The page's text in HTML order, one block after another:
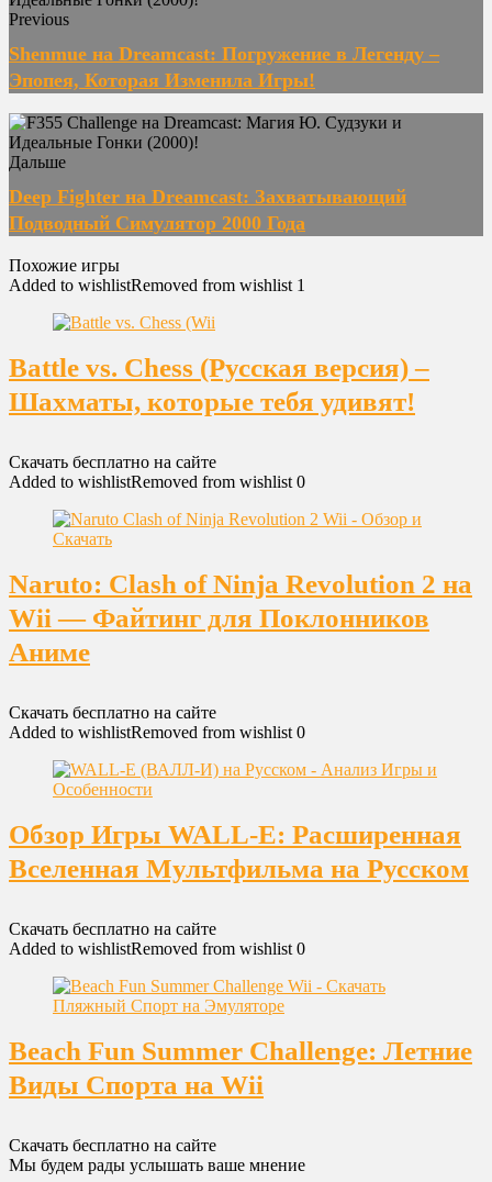
Previous
Shenmue на Dreamcast: Погружение в Легенду –
Эпопея, Которая Изменила Игры!
Дальше
Deep Fighter на Dreamcast: Захватывающий
Подводный Симулятор 2000 Года
Похожие игры
Added to wishlistRemoved from wishlist 1
Battle vs. Chess (Русская версия) –
Шахматы, которые тебя удивят!
Скачать бесплатно на сайте
Added to wishlistRemoved from wishlist 0
Naruto: Clash of Ninja Revolution 2 на
Wii — Файтинг для Поклонников
Аниме
Скачать бесплатно на сайте
Added to wishlistRemoved from wishlist 0
Обзор Игры WALL-E: Расширенная
Вселенная Мультфильма на Русском
Скачать бесплатно на сайте
Added to wishlistRemoved from wishlist 0
Beach Fun Summer Challenge: Летние
Виды Спорта на Wii
Скачать бесплатно на сайте
Мы будем рады услышать ваше мнение